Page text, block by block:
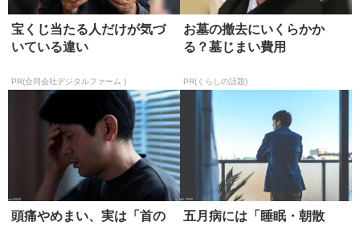
宝くじ当たる人だけが気づ
いている違い
PR(合同会社デジタルファーム )
お墓の撤去にいくらかか
る？墓じまい費用
PR(くらしの話題)
頭痛やめまい、実は「首の
五月病には「睡眠・朝散